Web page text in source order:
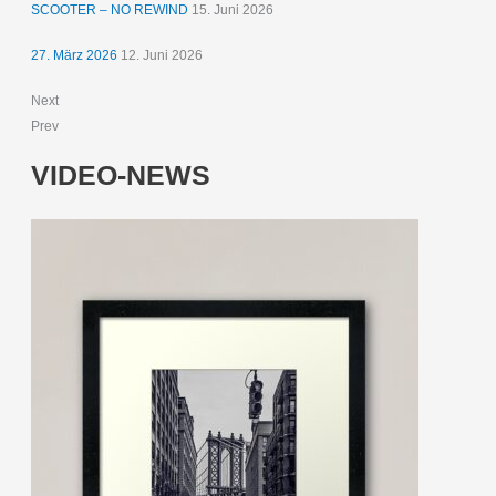
SCOOTER – NO REWIND 15. Juni 2026
27. März 2026 12. Juni 2026
Next
Prev
VIDEO-NEWS